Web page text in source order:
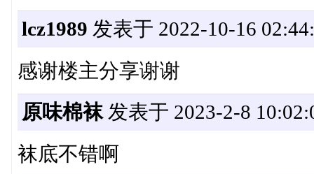
lcz1989 发表于 2022-10-16
感谢楼主分享谢谢
原味棉袜发表于 2023-2-8
袜底不错啊